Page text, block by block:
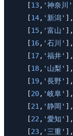
    [
13, '神奈川'
    [
14, '新潟' ],
    [
15, '富山' ],
    [
16, '石川' ],
    [
17, '福井' ],
    [
18, '山梨' ],
    [
19, '長野' ],
    [
20, '岐阜' ],
    [
21 , '静岡' ],
    [
22 , '愛知' ],
    [
23, '三重' ],